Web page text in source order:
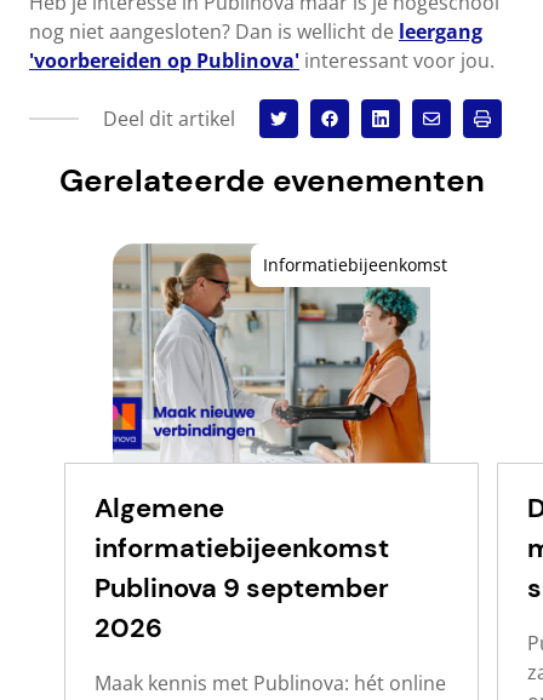
nog niet aangesloten? Dan is wellicht de leergang
'voorbereiden op Publinova' interessant voor jou.
Deel dit artikel
Gerelateerde evenementen
Algemene
informatiebijeenkomst
Publinova 9 september
2026
Maak kennis met Publinova: hét online
Informatiebijeenkomst